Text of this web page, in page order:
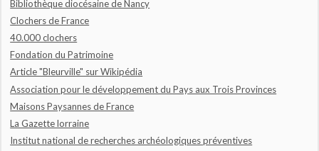
Bibliothèque diocésaine de Nancy
Clochers de France
40.000 clochers
Fondation du Patrimoine
Article "Bleurville" sur Wikipédia
Association pour le développement du Pays aux Trois Provinces
Maisons Paysannes de France
La Gazette lorraine
Institut national de recherches archéologiques préventives